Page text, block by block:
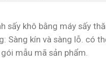
khô bằng máy sấy
Sàng kín và sàng lỗ. có
mẫu mã sản phẩm.